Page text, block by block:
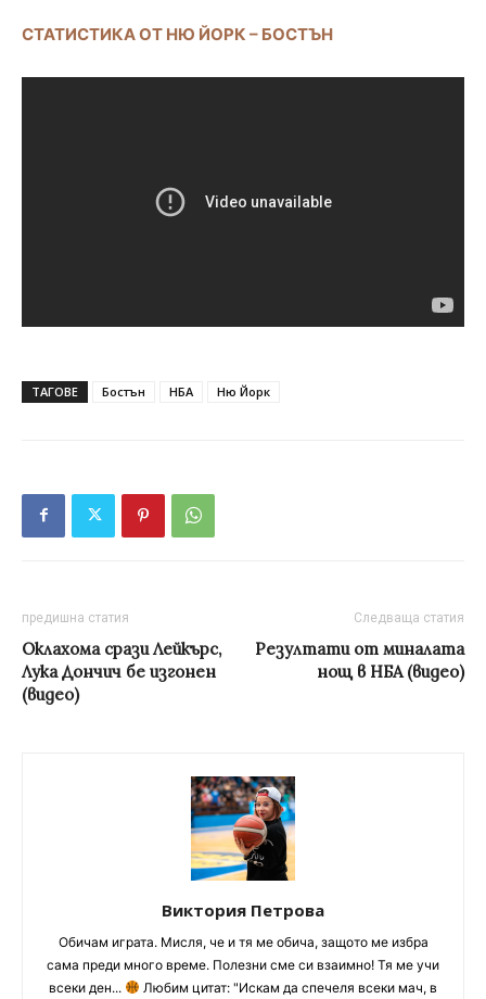
СТАТИСТИКА ОТ НЮ ЙОРК – БОСТЪН
ТАГОВЕ Бостън НБА Ню Йорк
предишна статия
Оклахома срази Лейкърс,
Лука Дончич бе изгонен
(видео)
Следваща статия
Резултати от миналата
нощ в НБА (видео)
Виктория Петрова
Обичам играта. Мисля, че и тя ме обича, защото ме избра
сама преди много време. Полезни сме си взаимно! Тя ме учи
всеки ден...
Любим цитат: "Искам да спечеля всеки мач, в